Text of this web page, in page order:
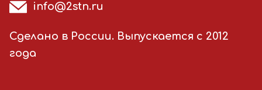
info@2stn.ru
Сделано в России. Выпускается с 2012
года